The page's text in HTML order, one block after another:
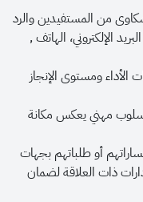
من المستفيدين والرد
الإلكتروني، الهاتف ,
الأداء ومستوى الإنجاز
مهني يعكس مكانة
أو طلباتهم بجهات
ذات العلاقة لضمان